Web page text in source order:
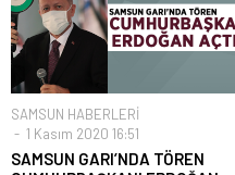
SAMSUN HABERLERİ
1 Kasım 2020 16:51
SAMSUN GARI’NDA TÖREN